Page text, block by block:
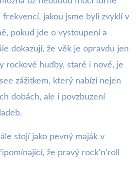
frekvencí, jakou jsme byli zvyklí v
pokud jde o vystoupení a
dokazují, že věk je opravdu jen
rockové hudby, staré i nové, je
zážitkem, který nabízí nejen
dobách, ale i povzbuzení
stojí jako pevný maják v
že pravý rock'n'roll